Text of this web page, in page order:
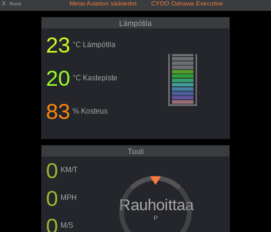
X Kiinni Metar Aviation säätiedot CYOO Oshawa Executive
Lämpötila
23 °C Lämpötila
20 °C Kastepiste
83 % Kosteus
Tuuli
0 KM/T
0 MPH
0 M/S
Rauhoittaa
P